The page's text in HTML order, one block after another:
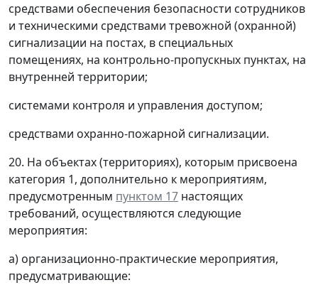
средствами обеспечения безопасности сотрудников
и техническими средствами тревожной (охранной)
сигнализации на постах, в специальных
помещениях, на контрольно-пропускных пунктах, на
внутренней территории;
системами контроля и управления доступом;
средствами охранно-пожарной сигнализации.
20. На объектах (территориях), которым присвоена
категория 1, дополнительно к мероприятиям,
предусмотренным пунктом 17 настоящих
требований, осуществляются следующие
мероприятия:
а) организационно-практические мероприятия,
предусматривающие: